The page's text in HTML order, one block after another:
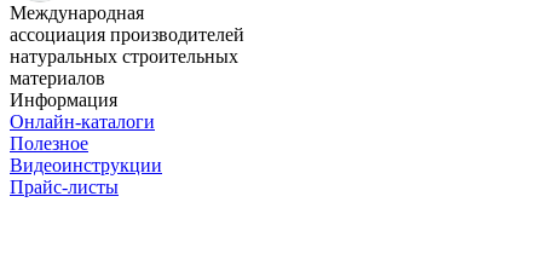
Международная
ассоциация производителей
натуральных строительных
материалов
Информация
Онлайн-каталоги
Полезное
Видеоинструкции
Прайс-листы